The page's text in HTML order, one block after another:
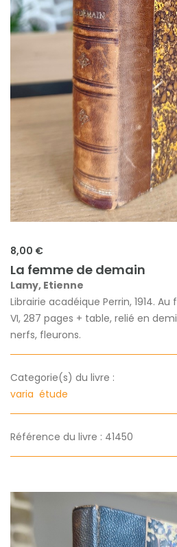
8,00 €
La femme de demain
Lamy, Etienne
Librairie acadéique Perrin, 1914.
VI, 287 pages + table, relié en
nerfs, fleurons.
Categorie(s) du livre :
varia étude
Référence du livre : 41450